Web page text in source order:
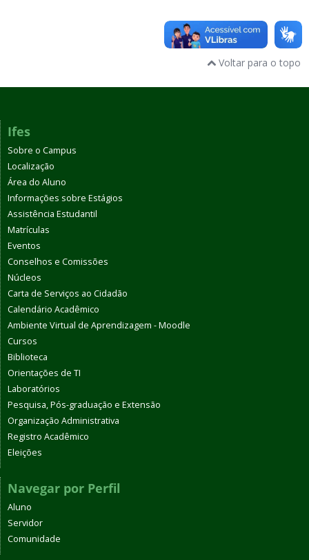
Voltar para o topo
Ifes
Sobre o Campus
Localização
Área do Aluno
Informações sobre Estágios
Assistência Estudantil
Matrículas
Eventos
Conselhos e Comissões
Núcleos
Carta de Serviços ao Cidadão
Calendário Acadêmico
Ambiente Virtual de Aprendizagem - Moodle
Cursos
Biblioteca
Orientações de TI
Laboratórios
Pesquisa, Pós-graduação e Extensão
Organização Administrativa
Registro Acadêmico
Eleições
Navegar por Perfil
Aluno
Servidor
Comunidade